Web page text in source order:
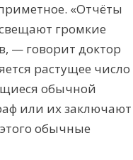
«Отчёты
громкие
— говорит доктор
растущее число
обычной
или их заключают
обычные